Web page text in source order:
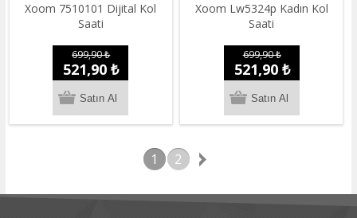
Xoom 7510101 Dijital Kol
Saati
699,90 ₺
521,90 ₺
Xoom Lw5324p Kadın Kol
Saati
699,90 ₺
521,90 ₺
1 2